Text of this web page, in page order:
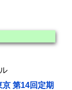
第14回定期